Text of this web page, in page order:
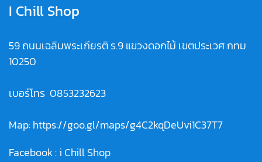
I Chill Shop
59 ถนนเฉลิมพระเกียรติ ร.9 แขวงดอกไม้ เขตประเวศ กทม
10250
เบอร์โทร 0853232623
Map:https://goo.gl/maps/g4C2kqDeUvi1C37T7
Facebook :i Chill Shop